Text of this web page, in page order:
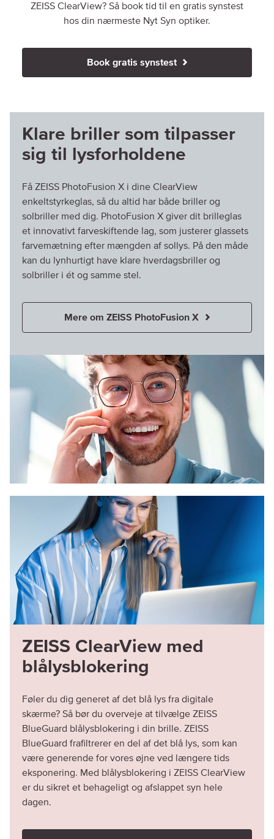
ZEISS ClearView? Så book tid til en gratis synstest
hos din nærmeste Nyt Syn optiker.
Book gratis synstest
Klare briller som tilpasser
sig til lysforholdene
Få ZEISS PhotoFusion X i dine ClearView
enkeltstyrkeglas, så du altid har både briller og
solbriller med dig. PhotoFusion X giver dit brilleglas
et innovativt farveskiftende lag, som justerer glassets
farvemætning efter mængden af sollys. På den måde
kan du lynhurtigt have klare hverdagsbriller og
solbriller i ét og samme stel.
Mere om ZEISS PhotoFusion X
ZEISS ClearView med
blålysblokering
Føler du dig generet af det blå lys fra digitale
skærme? Så bør du overveje at tilvælge ZEISS
BlueGuard blålysblokering i din brille. ZEISS
BlueGuard frafiltrerer en del af det blå lys, som kan
være generende for vores øjne ved længere tids
eksponering. Med blålysblokering i ZEISS ClearView
er du sikret et behageligt og afslappet syn hele
dagen.